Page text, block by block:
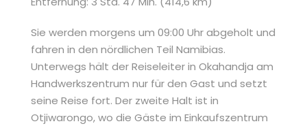
Sie werden morgens um 09:00 Uhr abgeholt und
fahren in den nördlichen Teil Namibias.
Unterwegs hält der Reiseleiter in Okahandja am
Handwerkszentrum nur für den Gast und setzt
seine Reise fort. Der zweite Halt ist in
Otjiwarongo, wo die Gäste im Einkaufszentrum